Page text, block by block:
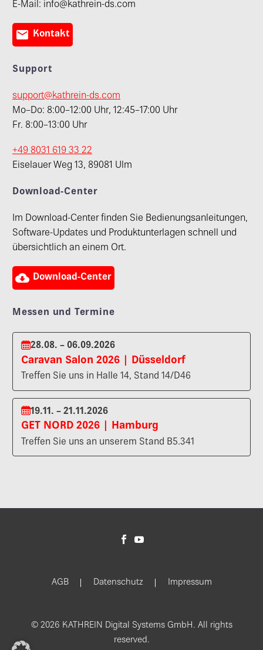
E-Mail: info@kathrein-ds.com
 Kontakt
Support
support@kathrein-ds.com
Mo–Do: 8:00–12:00 Uhr, 12:45–17:00 Uhr
Fr. 8:00–13:00 Uhr
+49 8031 619 33 22
Eiselauer Weg 13, 89081 Ulm
Download-Center
Im Download-Center finden Sie Bedienungsanleitungen,
Software-Updates und Produktunterlagen schnell und
übersichtlich an einem Ort.
 Download-Center
Messen und Termine
28.08. – 06.09.2026
Caravan Salon 2026 | Düsseldorf
Treffen Sie uns in Halle 14, Stand 14/D46
19.11. – 21.11.2026
GET NORD 2026 | Hamburg
Treffen Sie uns an unserem Stand B5.341
AGB Datenschutz Impressum
© 2026 KATHREIN Digital Systems GmbH. All rights
reserved.